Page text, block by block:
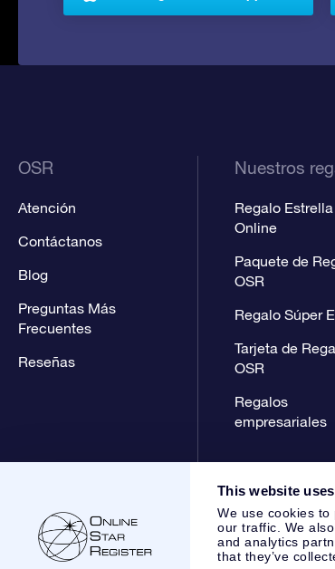
This website
We use cookies
our traffic. We
and analytics
that they’ve
OSR
Atención
Contáctanos
Blog
Preguntas Más
Frecuentes
Reseñas
Nuestros
Regalo Estrella
Online
Paquete de
OSR
Regalo Súper
Tarjeta de
OSR
Regalos
empresariales